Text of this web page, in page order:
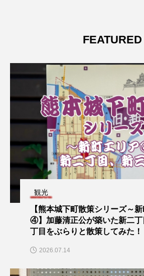
FEATURED
観光
【熊本城下町散策シリーズ～
④】加藤清正公が築いた新二丁
丁目をぶらりと散策してみた！
2026.07.14